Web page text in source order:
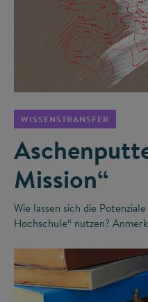
WISSENSTRANSFER
Mission“
Wie lassen sich die
Hochschule“ nutzen?